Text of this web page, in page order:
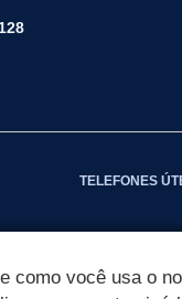
TELEFONES
como você usa o